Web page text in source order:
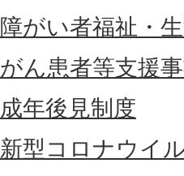
障がい者福祉・
がん患者等支援
成年後見制度
新型コロナウイ